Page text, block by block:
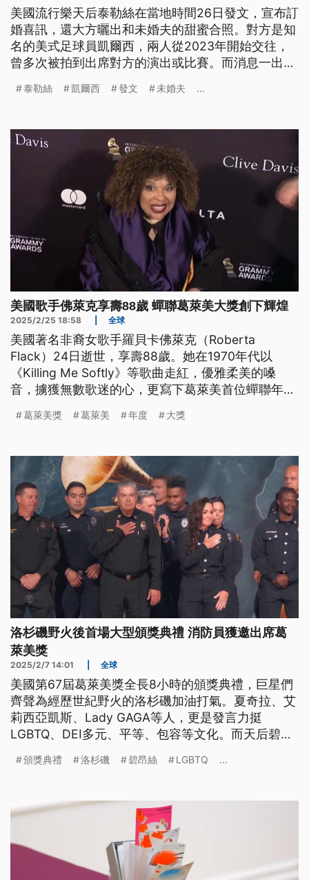
美國流行樂天后泰勒絲在當地時間26日發文，宣布訂
婚喜訊，還大方曬出和未婚夫的甜蜜合照。對方是知
名的美式足球員凱爾西，兩人從2023年開始交往，
曾多次被拍到出席對方的演出或比賽。而消息一出，
泰勒絲 凱爾西 發文 未婚夫 ...
美國歌手佛萊克享壽88歲 蟬聯葛萊美大獎創下輝煌
2025/2/25 18:58 全球
美國著名非裔女歌手羅貝卡佛萊克（Roberta
Flack）24日逝世，享壽88歲。她在1970年代以
《Killing Me Softly》等歌曲走紅，優雅柔美的嗓
音，擄獲無數歌迷的心，更寫下葛萊美首位蟬聯年度
葛萊美獎 葛萊美 年度 大獎
洛杉磯野火後首場大型頒獎典禮 消防員獲邀出席葛
萊美獎
2025/2/7 14:01 全球
美國第67屆葛萊美獎全長8小時的頒獎典禮，巨星們
齊聲為經歷世紀野火的洛杉磯加油打氣。夏奇拉、艾
莉西亞凱斯、Lady GAGA等人，更是發言力挺
LGBTQ、DEI多元、平等、包容等文化。而天后碧昂
輯獎；最佳饒舌專輯獎頒給了非裔女歌手多琪。
頒獎典禮 洛杉磯 碧昂絲 LGBTQ ...